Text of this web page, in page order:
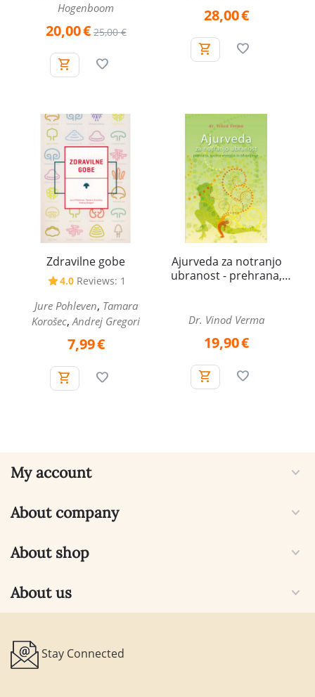
Hogenboom
20,00€ 25,00 €
28,00€
Zdravilne gobe
4.0 Reviews: 1
Jure Pohleven, Tamara
Korošec,Andrej Gregori
7,99€
Ajurveda za notranjo
ubranost - prehrana,
Dr. Vinod Verma
19,90€
My account
About company
About shop
About us
Stay Connected